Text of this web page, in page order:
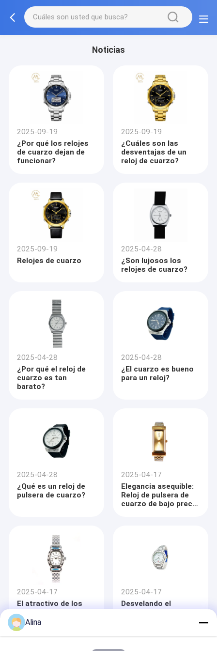
Noticias
2025-09-19
¿Por qué los relojes
de cuarzo dejan de
funcionar?
2025-09-19
¿Cuáles son las
desventajas de un
reloj de cuarzo?
2025-09-19
Relojes de cuarzo
2025-04-28
¿Son lujosos los
relojes de cuarzo?
2025-04-28
¿Por qué el reloj de
cuarzo es tan
barato?
2025-04-28
¿El cuarzo es bueno
para un reloj?
2025-04-28
¿Qué es un reloj de
pulsera de cuarzo?
2025-04-17
Elegancia asequible:
Reloj de pulsera de
cuarzo de bajo precio
2025-04-17
El atractivo de los
relojes de cuartz de
pulsera para mujer:
estilo y precisión
2025-04-17
Desvelando el
para hombres
Alina